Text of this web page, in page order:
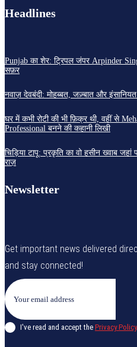
Headlines
Punjab का शेर: ट्रिपल जंपर Arpinder
सफ़र
नवाज़ देवबंदी: मोहब्बत, जज़्बात और
घर में कभी रोटी की भी फ़िक्र थी, वहीं से
Professional बनने की कहानी लिखी
चिड़िया टापू: प्रकृति का वो हसीन ख्वाब
राज़
Newsletter
Get important news delivered
and stay connected!
I've read and accept the Privacy Policy.